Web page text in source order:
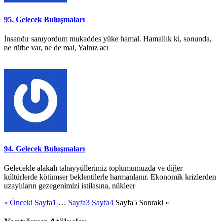
95. Gelecek Buluşmaları
İnsandır sanıyordum mukaddes yüke hamal. Hamallık ki, sonunda,
ne rütbe var, ne de mal, Yalnız acı
94. Gelecek Buluşmaları
Gelecekle alakalı tahayyüllerimiz toplumumuzda ve diğer
kültürlerde kötümser beklentilerle harmanlanır. Ekonomik krizlerden
uzaylıların gezegenimizi istilasına, nükleer
« Önceki Sayfa1 … Sayfa3 Sayfa4 Sayfa5 Sonraki »